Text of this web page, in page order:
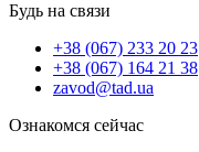
Будь на связи
+38 (067) 233 20 23
+38 (067) 164 21 38
zavod@tad.ua
Ознакомся сейчас